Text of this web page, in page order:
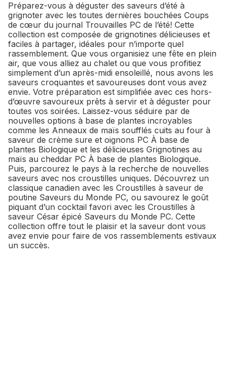
Préparez-vous à déguster des saveurs d’été à
grignoter avec les toutes dernières bouchées Coups
de cœur du journal Trouvailles PC de l’été! Cette
collection est composée de grignotines délicieuses et
faciles à partager, idéales pour n’importe quel
rassemblement. Que vous organisiez une fête en plein
air, que vous alliez au chalet ou que vous profitiez
simplement d’un après-midi ensoleillé, nous avons les
saveurs croquantes et savoureuses dont vous avez
envie. Votre préparation est simplifiée avec ces hors-
d’œuvre savoureux prêts à servir et à déguster pour
toutes vos soirées. Laissez-vous séduire par de
nouvelles options à base de plantes incroyables
comme les Anneaux de maïs soufflés cuits au four à
saveur de crème sure et oignons PC À base de
plantes Biologique et les délicieuses Grignotines au
maïs au cheddar PC À base de plantes Biologique.
Puis, parcourez le pays à la recherche de nouvelles
saveurs avec nos croustilles uniques. Découvrez un
classique canadien avec les Croustilles à saveur de
poutine Saveurs du Monde PC, ou savourez le goût
piquant d’un cocktail favori avec les Croustilles à
saveur César épicé Saveurs du Monde PC. Cette
collection offre tout le plaisir et la saveur dont vous
avez envie pour faire de vos rassemblements estivaux
un succès.